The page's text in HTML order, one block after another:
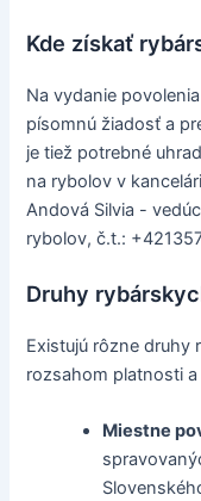
Kde získať
Na vydanie
písomnú žiadosť a
je tiež potrebné
na rybolov v
Andová Silvia -
rybolov, č.t.:
Druhy
Existujú rôzne druhy
rozsahom platnosti
Miestne